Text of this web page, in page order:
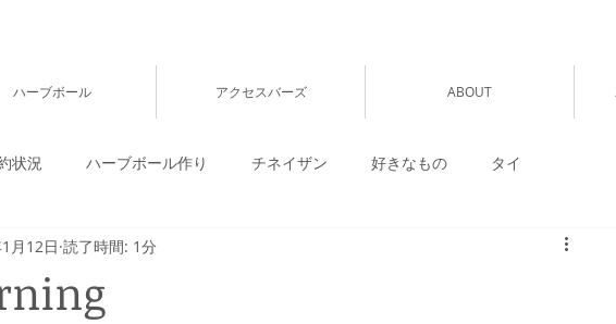
ハーブボール アクセスバーズ ABOUT
状況 ハーブボール作り チネイザン 好きなもの タイ
月12日 読了時間: 1分